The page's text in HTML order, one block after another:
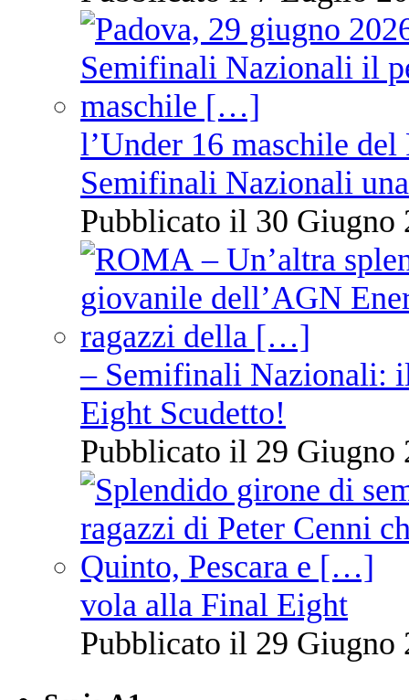
l’Under 16 maschile
Semifinali Nazionali
Pubblicato il 30 Giugno
– Semifinali Nazionali:
Eight Scudetto!
Pubblicato il 29 Giugno
vola alla Final Eight
Pubblicato il 29 Giugno